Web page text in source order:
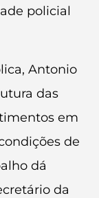
policial
Antonio
das
em
de
dá
da